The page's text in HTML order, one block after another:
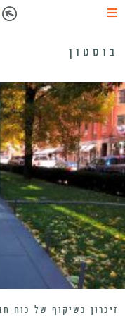
בוסטון
זיכרון כשיקוף של כוח